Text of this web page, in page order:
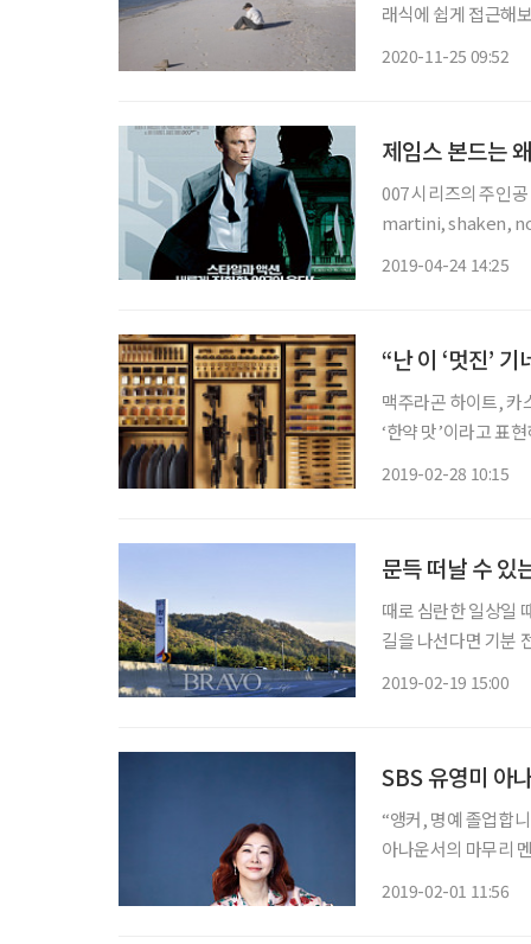
래식에 쉽게 접근해보자. 아래
2020-11-25 09:52
제임스 본드는
007 시리즈의 주인
martini, shaken,
2019-04-24 14:25
“난 이 ‘멋진’
맥주라곤 하이트, 카
‘한약 맛’이라고 표
2019-02-28 10:15
문득 떠날 수 있
때로 심란한 일상일
길을 나선다면 기분
2019-02-19 15:00
SBS 유영미 아
“앵커, 명예 졸업합
아나운서의 마무리
2019-02-01 11:56